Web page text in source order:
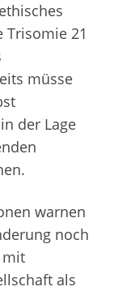
Trisomie 21
müsse
der Lage
warnen
noch
mit
als